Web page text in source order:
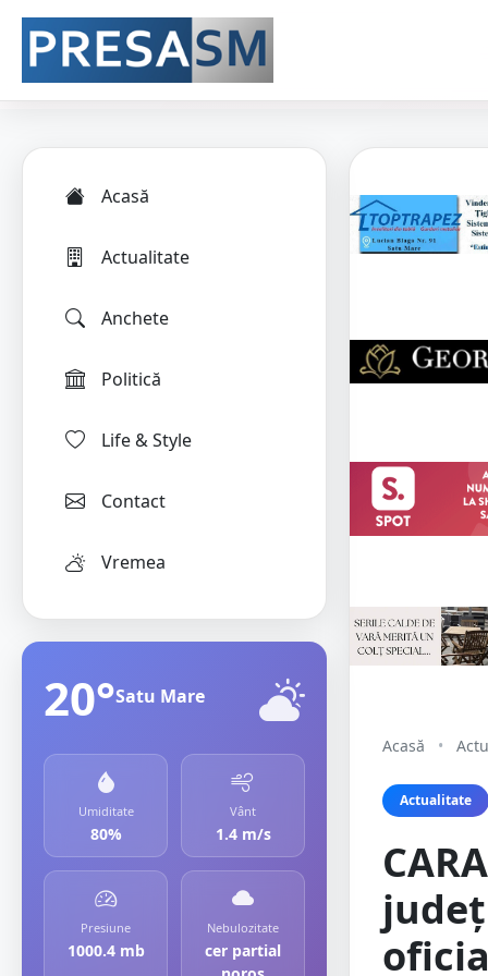
Acasă
Actualitate
Anchete
Politică
Life & Style
Contact
Vremea
20°Satu Mare
Umiditate
80%
Vânt
1.4 m/s
Presiune
1000.4 mb
Nebulozitate
cer partial
Acasă •
Actualitate